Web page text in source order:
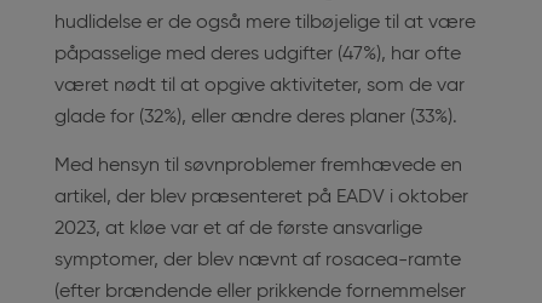
hudlidelse er de også mere tilbøjelige til at være
påpasselige med deres udgifter (47%), har ofte
været nødt til at opgive aktiviteter, som de var
glade for (32%), eller ændre deres planer (33%).
Med hensyn til søvnproblemer fremhævede en
artikel, der blev præsenteret på EADV i oktober
2023, at kløe var et af de første ansvarlige
symptomer, der blev nævnt af rosacea-ramte
(efter brændende eller prikkende fornemmelser